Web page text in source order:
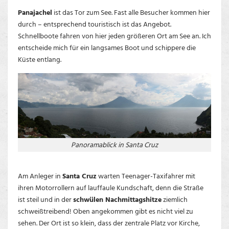
Panajachel ist das Tor zum See. Fast alle Besucher kommen hier
durch – entsprechend touristisch ist das Angebot.
Schnellboote fahren von hier jeden größeren Ort am See an. Ich
entscheide mich für ein langsames Boot und schippere die
Küste entlang.
Panoramablick in Santa Cruz
Am Anleger inSanta Cruzwarten Teenager-Taxifahrer mit
ihren Motorrollern auf lauffaule Kundschaft, denn die Straße
ist steil und in derschwülen Nachmittagshitzeziemlich
schweißtreibend! Oben angekommen gibt es nicht viel zu
sehen. Der Ort ist so klein, dass der zentrale Platz vor Kirche,